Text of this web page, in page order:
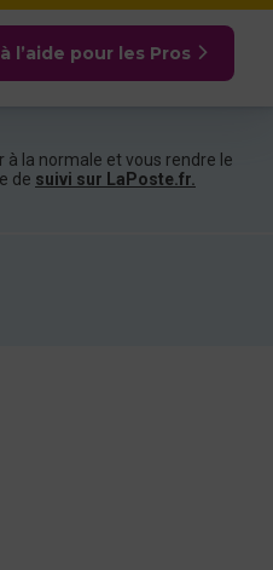
l’aide pour les Pros
la normale et vous rendre le
de suivi sur LaPoste.fr.